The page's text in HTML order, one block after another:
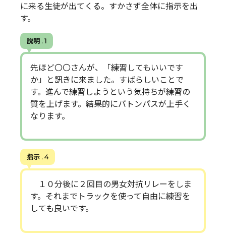
に来る生徒が出てくる。すかさず全体に指示を出
す。
説明 . 1
先ほど〇〇さんが、「練習してもいいです
か」と訊きに来ました。すばらしいことで
す。進んで練習しようという気持ちが練習の
質を上げます。結果的にバトンパスが上手く
なります。
指示 . 4
１０分後に２回目の男女対抗リレーをしま
す。それまでトラックを使って自由に練習を
しても良いです。